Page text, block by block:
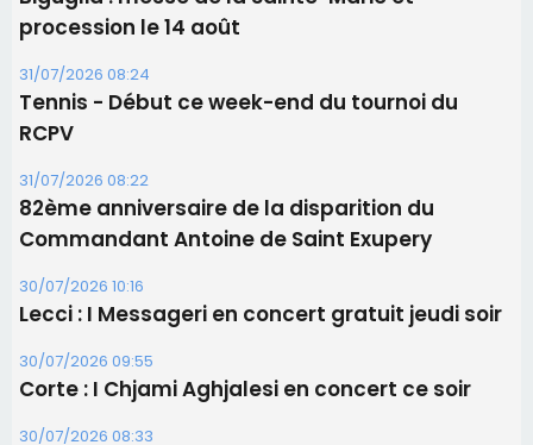
Les brèves
05/08/2026 09:53
Biguglia : messe de la Sainte-Marie et
procession le 14 août
31/07/2026 08:24
Tennis - Début ce week-end du tournoi du